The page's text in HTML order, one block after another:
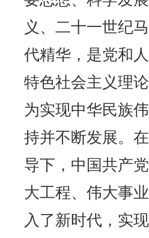
义、二十一世纪
代精华，是党和
特色社会主义理
为实现中华民族
持并不断发展。
导下，中国共产
大工程、伟大事
入了新时代，实